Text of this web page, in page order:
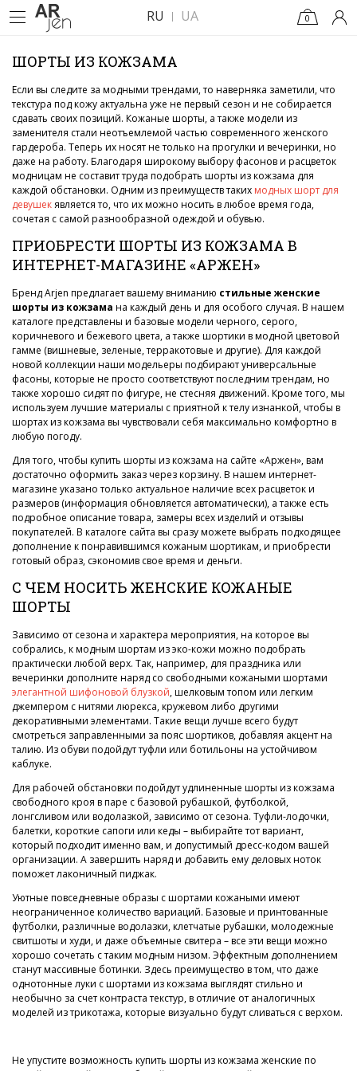
RU UA 0
ШОРТЫ ИЗ КОЖЗАМА
Если вы следите за модными трендами, то наверняка заметили, что
текстура под кожу актуальна уже не первый сезон и не собирается
сдавать своих позиций. Кожаные шорты, а также модели из
заменителя стали неотъемлемой частью современного женского
гардероба. Теперь их носят не только на прогулки и вечеринки, но
даже на работу. Благодаря широкому выбору фасонов и расцветок
модницам не составит труда подобрать шорты из кожзама для
каждой обстановки. Одним из преимуществ таких модных шорт для
девушекявляется то, что их можно носить в любое время года,
сочетая с самой разнообразной одеждой и обувью.
ПРИОБРЕСТИ ШОРТЫ ИЗ КОЖЗАМА В
ИНТЕРНЕТ-МАГАЗИНЕ «АРЖЕН»
Бренд Arjen предлагает вашему вниманию стильные женские
шорты из кожзама на каждый день и для особого случая. В нашем
каталоге представлены и базовые модели черного, серого,
коричневого и бежевого цвета, а также шортики в модной цветовой
гамме (вишневые, зеленые, терракотовые и другие). Для каждой
новой коллекции наши модельеры подбирают универсальные
фасоны, которые не просто соответствуют последним трендам, но
также хорошо сидят по фигуре, не стесняя движений. Кроме того, мы
используем лучшие материалы с приятной к телу изнанкой, чтобы в
шортах из кожзама вы чувствовали себя максимально комфортно в
любую погоду.
Для того, чтобы купить шорты из кожзама на сайте «Аржен», вам
достаточно оформить заказ через корзину. В нашем интернет-
магазине указано только актуальное наличие всех расцветок и
размеров (информация обновляется автоматически), а также есть
подробное описание товара, замеры всех изделий и отзывы
покупателей. В каталоге сайта вы сразу можете выбрать подходящее
дополнение к понравившимся кожаным шортикам, и приобрести
готовый образ, сэкономив свое время и деньги.
С ЧЕМ НОСИТЬ ЖЕНСКИЕ КОЖАНЫЕ
ШОРТЫ
Зависимо от сезона и характера мероприятия, на которое вы
собрались, к модным шортам из эко-кожи можно подобрать
практически любой верх. Так, например, для праздника или
вечеринки дополните наряд со свободными кожаными шортами
элегантной шифоновой блузкой, шелковым топом или легким
джемпером с нитями люрекса, кружевом либо другими
декоративными элементами. Такие вещи лучше всего будут
смотреться заправленными за пояс шортиков, добавляя акцент на
талию. Из обуви подойдут туфли или ботильоны на устойчивом
каблуке.
Для рабочей обстановки подойдут удлиненные шорты из кожзама
свободного кроя в паре с базовой рубашкой, футболкой,
лонгсливом или водолазкой, зависимо от сезона. Туфли-лодочки,
балетки, короткие сапоги или кеды – выбирайте тот вариант,
который подходит именно вам, и допустимый дресс-кодом вашей
организации. А завершить наряд и добавить ему деловых ноток
поможет лаконичный пиджак.
Уютные повседневные образы с шортами кожаными имеют
неограниченное количество вариаций. Базовые и принтованные
футболки, различные водолазки, клетчатые рубашки, молодежные
свитшоты и худи, и даже объемные свитера – все эти вещи можно
хорошо сочетать с таким модным низом. Эффектным дополнением
станут массивные ботинки. Здесь преимущество в том, что даже
однотонные луки с шортами из кожзама выглядят стильно и
необычно за счет контраста текстур, в отличие от аналогичных
моделей из трикотажа, которые визуально будут сливаться с верхом.
Не упустите возможность купить шорты из кожзама женские по